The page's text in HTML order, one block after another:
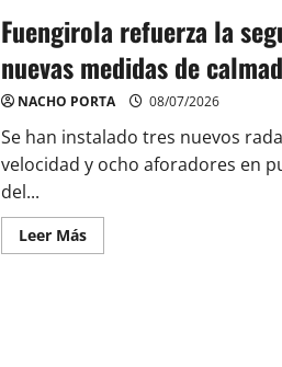
salen
a
la
venta
los
abonos
17º
Bahía
Jazz
las
entradas
para
el
Fuengirola refuerza la
nuevas medidas de
NACHO PORTA 08/07/2026
Se han instalado tres nuevos
velocidad y ocho aforadores en
del...
Leer MásLeer
más